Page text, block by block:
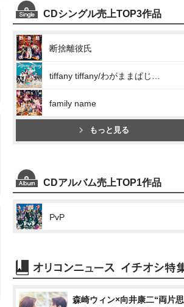
CDシングル売上TOP3作品
断捨離彼氏
family name
もっと見る
CDアルバム売上TOP1作品
PvP
森崎ウィン×向井康二“両片思